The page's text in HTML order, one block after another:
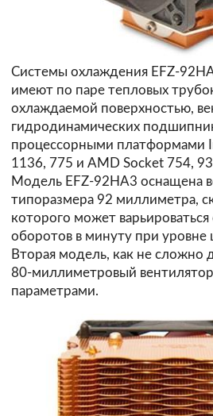
Системы охлаждения EFZ-
имеют по паре тепловых
охлаждаемой поверхностью,
гидродинамических
процессорными платформами
1136, 775 и AMD Socket 754,
Модель EFZ-92HA3 оснащена
типоразмера 92 миллиметра,
которого может
оборотов в минуту при
Вторая модель, как не сложно
80-миллиметровый
параметрами.